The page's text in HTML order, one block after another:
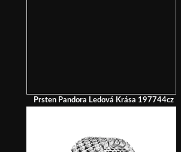
Prsten Pandora Ledová Krása 197744cz